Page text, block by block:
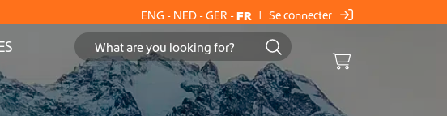
Sprinter ENG - NED -GER -FR Se connecter
Cart